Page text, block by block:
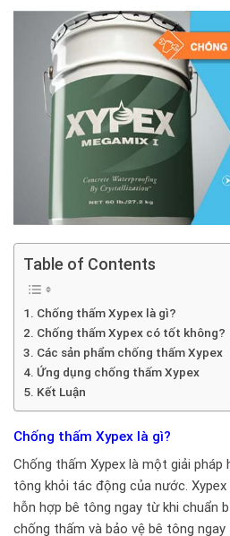
Table of Contents
Chống thấm Xypex là gì?
Chống thấm Xypex có tốt không?
Các sản phẩm chống thấm Xypex
Ứng dụng chống thấm Xypex
Kết Luận
Chống thấm Xypex là gì?
Chống thấm Xypex là một giải pháp
tông khỏi tác động của nước.
hỗn hợp bê tông ngay từ khi chuẩn
chống thấm và bảo vệ bê tông